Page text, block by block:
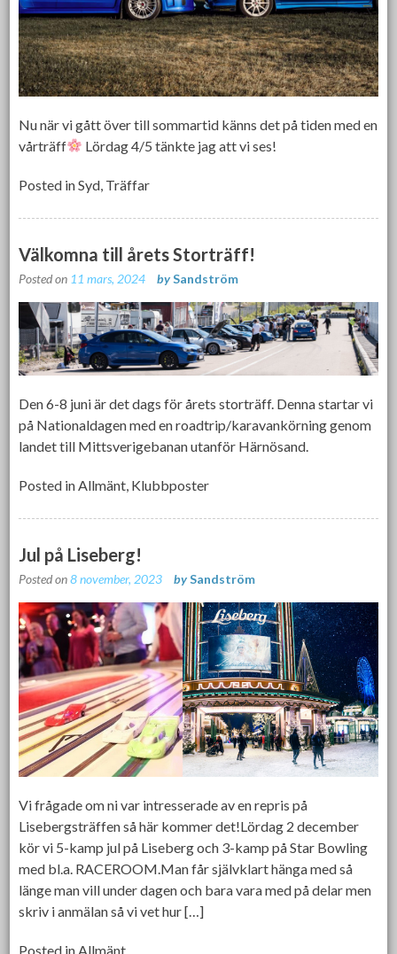
Nu när vi gått över till sommartid känns det på tiden med en
vårträff
Lördag 4/5 tänkte jag att vi ses!
Posted inSyd Träffar
Välkomna till årets Storträff!
Posted on 11 mars, 2024 bySandström
Den 6-8 juni är det dags för årets storträff. Denna startar vi
på Nationaldagen med en roadtrip/karavankörning genom
landet till Mittsverigebanan utanför Härnösand.
Posted in Allmänt Klubbposter
Jul på Liseberg!
Posted on8 november, 2023 bySandström
Vi frågade om ni var intresserade av en repris på
Lisebergsträffen så här kommer det!Lördag 2 december
kör vi 5-kamp jul på Liseberg och 3-kamp på Star Bowling
med bl.a. RACEROOM.Man får självklart hänga med så
länge man vill under dagen och bara vara med på delar men
skriv i anmälan så vi vet hur […]
Posted inAllmänt